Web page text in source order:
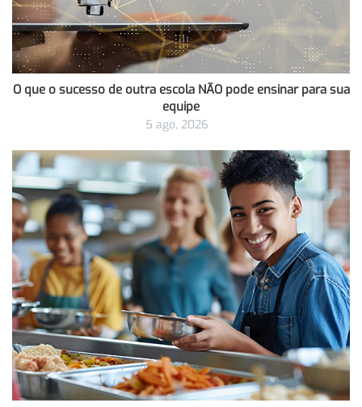
O que o sucesso de outra escola NÃO pode ensinar para sua
equipe
5 ago, 2026